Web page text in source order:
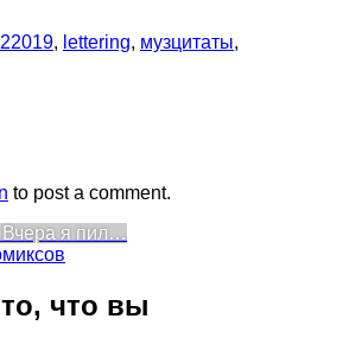
2019, lettering, музцитаты,
to post a comment.
Вчера я пил…
что вы